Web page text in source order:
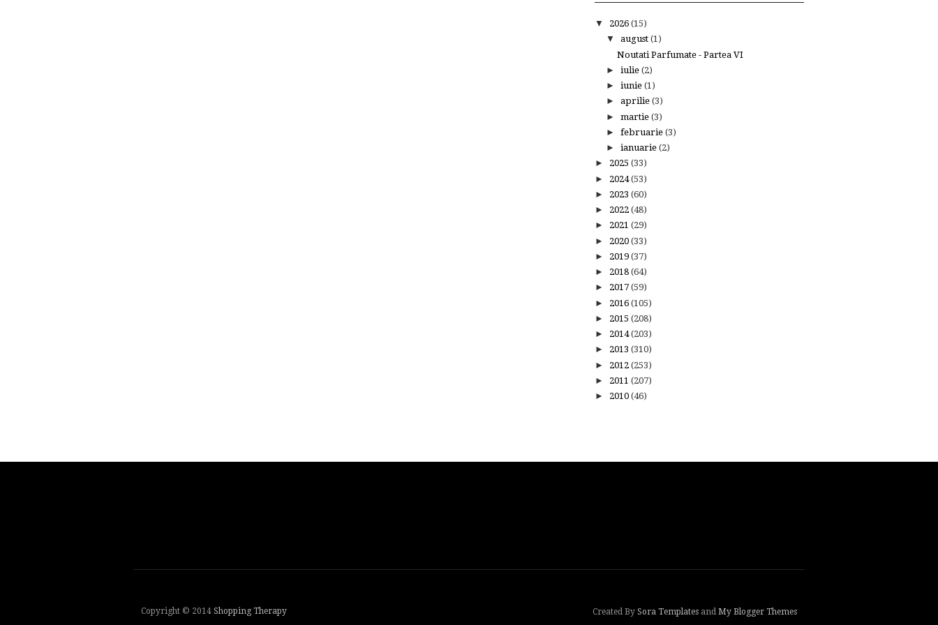
▼ 2026 (15)
▼ august (1)
Noutati Parfumate - Partea VI
► iulie (2)
► iunie (1)
► aprilie (3)
► martie (3)
► februarie (3)
► ianuarie (2)
► 2025 (33)
► 2024(53)
► 2023 (60)
► 2022 (48)
► 2021 (29)
► 2020 (33)
► 2019 (37)
► 2018 (64)
► 2017 (59)
► 2016 (105)
► 2015 (208)
► 2014(203)
► 2013 (310)
► 2012 (253)
► 2011 (207)
► 2010 (46)
Copyright © 2014 Shopping Therapy Created By Sora Templates and My Blogger Themes